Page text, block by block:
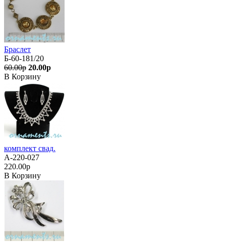
Браслет
Б-60-181/20
60.00р 20.00р
В Корзину
комплект свад.
А-220-027
220.00р
В Корзину